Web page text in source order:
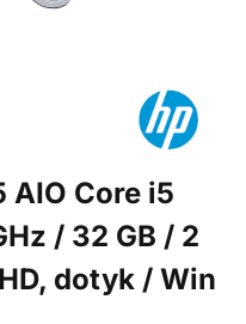
AIO Core i5
/ 32 GB / 2
dotyk / Win